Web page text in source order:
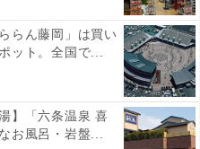
らん藤岡」は買い
ット。全国で...
】「六条温泉 喜
お風呂・岩盤...